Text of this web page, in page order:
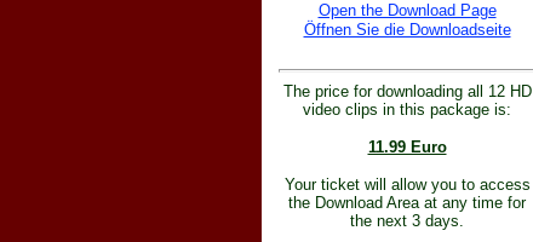
Open the Download Page
Öffnen Sie die Downloadseite
The price for downloading all 12 HD
video clips in this package is:
11.99 Euro
Your ticket will allow you to access
the Download Area at any time for
the next 3 days.